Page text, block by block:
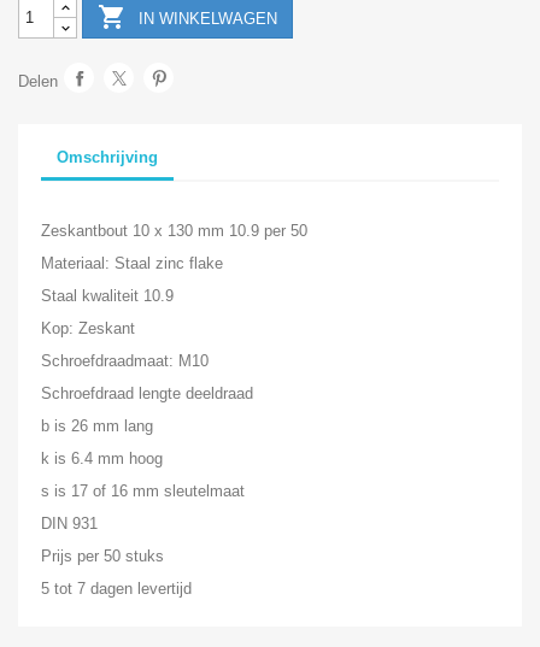
 IN WINKELWAGEN
Delen
Omschrijving
Zeskantbout 10 x 130 mm 10.9 per 50
Materiaal: Staal zinc flake
Staal kwaliteit 10.9
Kop: Zeskant
Schroefdraadmaat: M10
Schroefdraad lengte deeldraad
b is 26 mm lang
k is 6.4 mm hoog
s is 17 of 16 mm sleutelmaat
DIN 931
Prijs per 50 stuks
5 tot 7 dagen levertijd